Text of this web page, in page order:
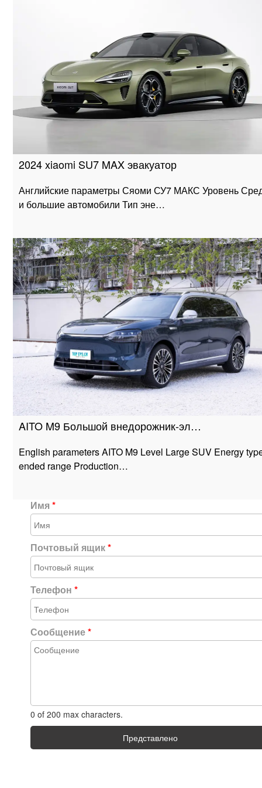
2024 xiaomi SU7 MAX эвакуатор
Английские параметры Сяоми СУ7 МАКС Уровень
и большие автомобили Тип эне…
AITO M9 Большой внедорожник-эл…
English parameters AITO M9 Level Large SUV Energy
ended range Production…
Имя*
Почтовый ящик*
Телефон*
Сообщение*
0 of 200 max characters.
Представлено